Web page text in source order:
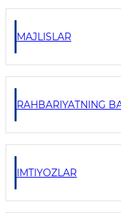
MAJLISLAR
RAHBARIYATNING
IMTIYOZLAR